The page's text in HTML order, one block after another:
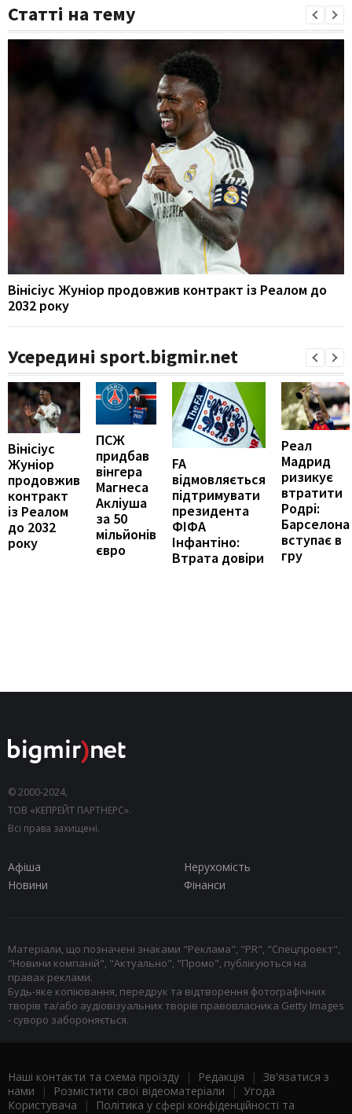
Статті на тему
Вінісіус Жуніор продовжив контракт із Реалом до
2032 року
Усередині sport.bigmir.net
Вінісіус
Жуніор
продовжив
контракт
із Реалом
до 2032
року
ПСЖ
придбав
вінгера
Магнеса
Акліуша
за 50
мільйонів
євро
FA
відмовляється
підтримувати
президента
ФІФА
Інфантіно:
Втрата довіри
Реал
Мадрид
ризикує
втратити
Родрі:
Барселона
вступає в
гру
© 2000-2024,
ТОВ «КЕПРЕЙТ ПАРТНЕРС».
Всі права захищені.
Афіша
Нерухомість
Новини
Фінанси
Матеріали, що позначені знаками "Реклама", "PR", "Спецпроект",
"Новини компаній", "Актуально", "Промо", публікуються на
правах реклами.
Будь-яке копіювання, передрук та відтворення фотографічних
творів та/або аудіовізуальних творів правовласника Getty Images
- суворо забороняється.
Наші контакти та схема проїзду | Редакція | Зв'язатися з
нами | Розмістити свої відеоматеріали | Угода
Користувача |
Політика у сфері конфіденційності та